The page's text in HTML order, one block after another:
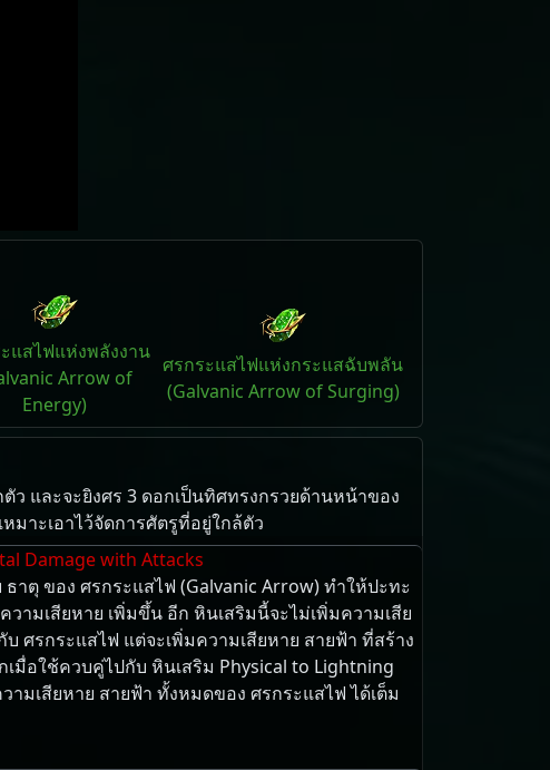
แสไฟแห่งพลังงาน
Arrow of
Energy)
ศรกระแสไฟแห่งกระแสฉับพลัน
(Galvanic Arrow of Surging)
และ​จะ​ยิงศร 3 ดอก​เป็น​ทิศ​ทรง​กรวย​ด้านหน้า​ของ​
าะ​เอา​ไว้​จัดการ​ศัตรู​ที่​อยู่​ใกล้​ตัว
Damage with Attacks
ธาตุ ของ ศรกระแสไฟ (Galvanic Arrow) ทำให้ปะทะ
วามเสียหาย เพิ่มขึ้น อีก หินเสริมนี้จะไม่เพิ่มความเสีย
ศรกระแสไฟ แต่จะเพิ่มความเสียหาย สายฟ้า ที่สร้าง
มื่อใช้ควบคู่ไปกับ หินเสริม Physical to Lightning
ามเสียหาย สายฟ้า ทั้งหมดของ ศรกระแสไฟ ได้เต็ม